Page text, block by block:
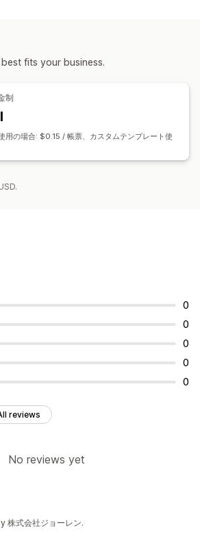
fits your business.
制
用の場合: $0.15 / 帳票、カスタムテンプレート使
0
0
0
0
0
reviews
No reviews yet
式会社ジョーレン.